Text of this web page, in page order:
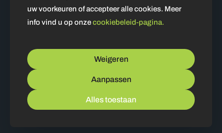
"Squeeze the Potential of Digital Growth with our Web
Solutions!"
uw voorkeuren of accepteer alle cookies. Meer
info vind u op onzecookiebeleid-pagina.
Weigeren
Aanpassen
Alles toestaan